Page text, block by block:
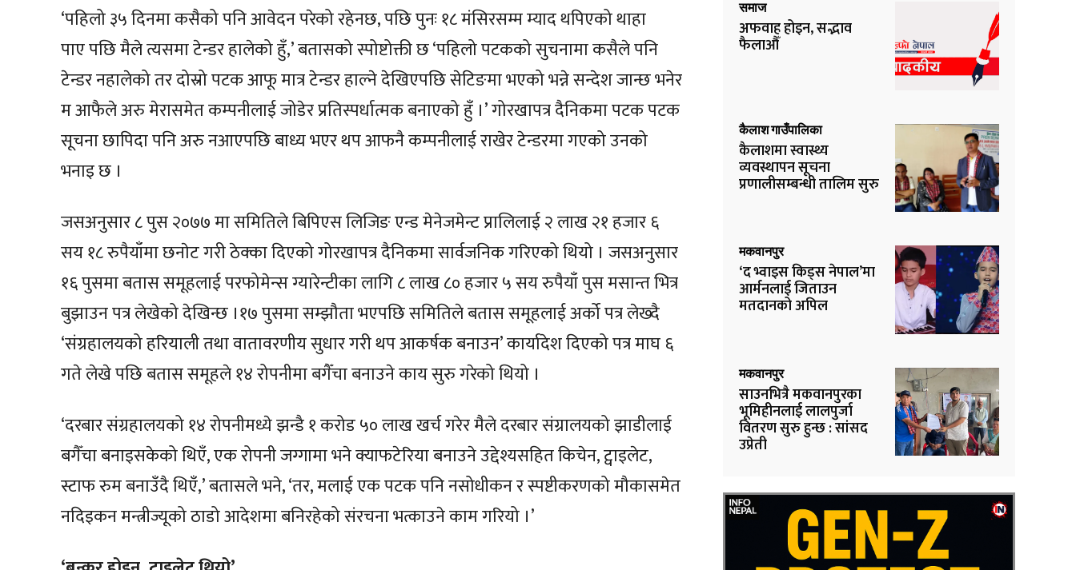
‘पहिलो ३५ दिनमा कसैको पनि आवेदन परेको रहेनछ, पछि पुनः १८ मंसिरसम्म म्याद थपिएको थाहा
पाए पछि मैले त्यसमा टेन्डर हालेको हुँ,’ बतासको स्पोष्टोक्ती छ ‘पहिलो पटकको सुचनामा कसैले पनि
टेन्डर नहालेको तर दोस्रो पटक आफू मात्र टेन्डर हाल्ने देखिएपछि सेटिङमा भएको भन्ने सन्देश जान्छ भनेर
म आफैले अरु मेरासमेत कम्पनीलाई जोडेर प्रतिस्पर्धात्मक बनाएको हुँ ।’ गोरखापत्र दैनिकमा पटक पटक
सूचना छापिदा पनि अरु नआएपछि बाध्य भएर थप आफनै कम्पनीलाई राखेर टेन्डरमा गएको उनको
भनाइ छ ।
जसअनुसार ८ पुस २०७७ मा समितिले बिपिएस लिजिङ एन्ड मेनेजमेन्ट प्रालिलाई २ लाख २१ हजार ६
सय १८ रुपैयाँमा छनाेट गरी ठेक्का दिएको गोरखापत्र दैनिकमा सार्वजनिक गरिएको थियो । जसअनुसार
१६ पुसमा बतास समूहलाई परफोमेन्स ग्यारेन्टीका लागि ८ लाख ८० हजार ५ सय रुपैयाँ पुस मसान्त भित्र
बुझाउन पत्र लेखेको देखिन्छ ।१७ पुसमा सम्झौता भएपछि समितिले बतास समूहलाई अर्को पत्र लेख्दै
‘संग्रहालयको हरियाली तथा वातावरणीय सुधार गरी थप आकर्षक बनाउन’ कार्यादेश दिएको पत्र माघ ६
गते लेखे पछि बतास समूहले १४ रोपनीमा बगैँचा बनाउने काय सुरु गरेको थियो ।
‘दरबार संग्रहालयको १४ रोपनीमध्ये झन्डै १ करोड ५० लाख खर्च गरेर मैले दरबार संग्रालयको झाडीलाई
बगैँचा बनाइसकेको थिएँ, एक रोपनी जग्गामा भने क्याफटेरिया बनाउने उद्देश्यसहित किचेन, ट्वाइलेट,
स्टाफ रुम बनाउँदै थिएँ,’ बतासले भने, ‘तर, मलाई एक पटक पनि नसोधीकन र स्पष्टीकरणको मौकासमेत
नदिइकन मन्त्रीज्यूको ठाडो आदेशमा बनिरहेको संरचना भत्काउने काम गरियो ।’
समाज
अफवाह होइन, सद्भाव
फैलाऔँ
कैलाश गाउँपालिका
कैलाशमा स्वास्थ्य
व्यवस्थापन सूचना
प्रणालीसम्बन्धी तालिम सुरु
मकवानपुर
‘द भ्वाइस किड्स नेपाल’मा
आर्मनलाई जिताउन
मतदानको अपिल
मकवानपुर
साउनभित्रै मकवानपुरका
भूमिहीनलाई लालपुर्जा
वितरण सुरु हुन्छ : सांसद
उप्रेती